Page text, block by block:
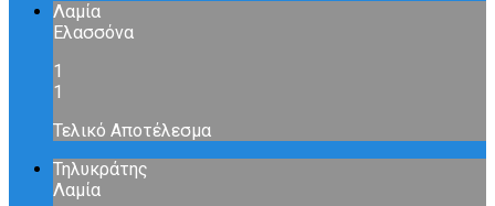
Λαμία
Ελασσόνα
1
1
Τελικό Αποτέλεσμα
Τηλυκράτης
Λαμία